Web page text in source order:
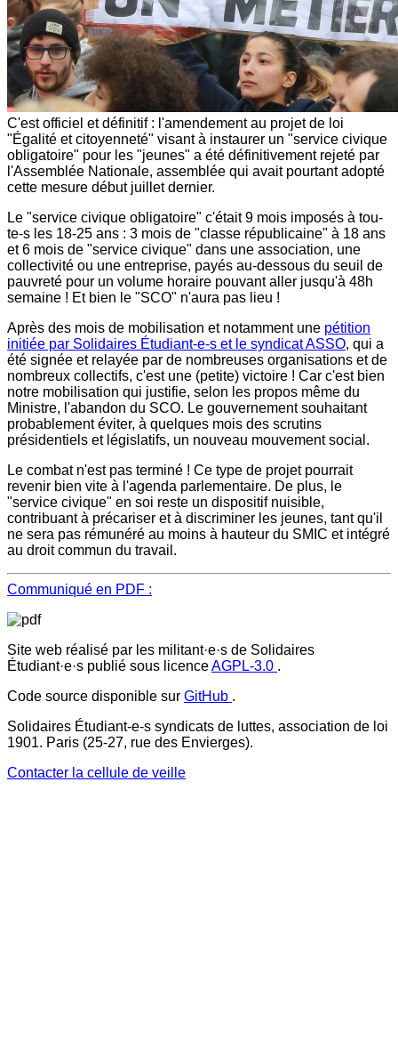
C'est officiel et définitif : l'amendement au projet de loi
"Égalité et citoyenneté" visant à instaurer un "service civique
obligatoire" pour les "jeunes" a été définitivement rejeté par
l'Assemblée Nationale, assemblée qui avait pourtant adopté
cette mesure début juillet dernier.
Le "service civique obligatoire" c'était 9 mois imposés à tou-
te-s les 18-25 ans : 3 mois de "classe républicaine" à 18 ans
et 6 mois de "service civique" dans une association, une
collectivité ou une entreprise, payés au-dessous du seuil de
pauvreté pour un volume horaire pouvant aller jusqu'à 48h
semaine ! Et bien le "SCO" n'aura pas lieu !
Après des mois de mobilisation et notamment une pétition
initiée par Solidaires Étudiant-e-s et le syndicat ASSO, qui a
été signée et relayée par de nombreuses organisations et de
nombreux collectifs, c'est une (petite) victoire ! Car c'est bien
notre mobilisation qui justifie, selon les propos même du
Ministre, l'abandon du SCO. Le gouvernement souhaitant
probablement éviter, à quelques mois des scrutins
présidentiels et législatifs, un nouveau mouvement social.
Le combat n'est pas terminé ! Ce type de projet pourrait
revenir bien vite à l'agenda parlementaire. De plus, le
"service civique" en soi reste un dispositif nuisible,
contribuant à précariser et à discriminer les jeunes, tant qu'il
ne sera pas rémunéré au moins à hauteur du SMIC et intégré
au droit commun du travail.
Communiqué en PDF :
Site web réalisé par les militant·e·s de Solidaires
Étudiant·e·s publié sous licenceAGPL-3.0 .
Code source disponible sur GitHub .
Solidaires Étudiant-e-s syndicats de luttes, association de loi
1901. Paris (25-27, rue des Envierges).
Contacter la cellule de veille